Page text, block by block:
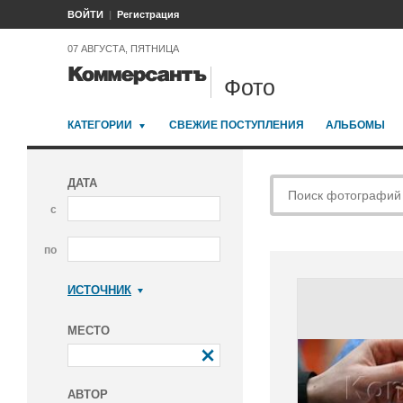
ВОЙТИ Регистрация
07 АВГУСТА, ПЯТНИЦА
Фото
КАТЕГОРИИ СВЕЖИЕ ПОСТУПЛЕНИЯ АЛЬБОМЫ
ДАТА
с
по
ИСТОЧНИК
МЕСТО
АВТОР